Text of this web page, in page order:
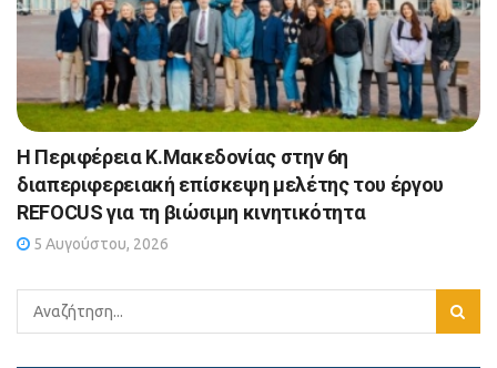
Η Περιφέρεια Κ.Μακεδονίας στην 6η
διαπεριφερειακή επίσκεψη μελέτης του έργου
REFOCUS για τη βιώσιμη κινητικότητα
5 Αυγούστου, 2026